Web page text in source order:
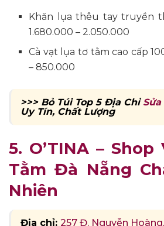
Khăn lụa thêu tay truyền
1.680.000 – 2.050.000
Cà vạt lụa tơ tằm cao cấp
– 850.000
>>> Bỏ Túi Top 5 Địa Chỉ
Uy Tín, Chất Lượng
5. O’TINA –
Tằm Đà Nẵng
Nhiên
Địa chỉ: 257 Đ. Nguyễn